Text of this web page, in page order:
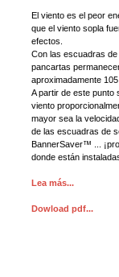
El viento es el peor
que el viento sopla
efectos.
Con las escuadras
pancartas
aproximadamente
A partir de este punto
viento
mayor sea la
de las escuadras de
BannerSaver™ ...
donde están
Lea más...
Dowload pdf...